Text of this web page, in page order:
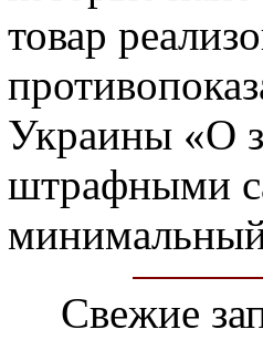
товар
Украины «О
штрафными
минимальный
Свежие